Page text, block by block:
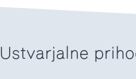
Ustvarjalne